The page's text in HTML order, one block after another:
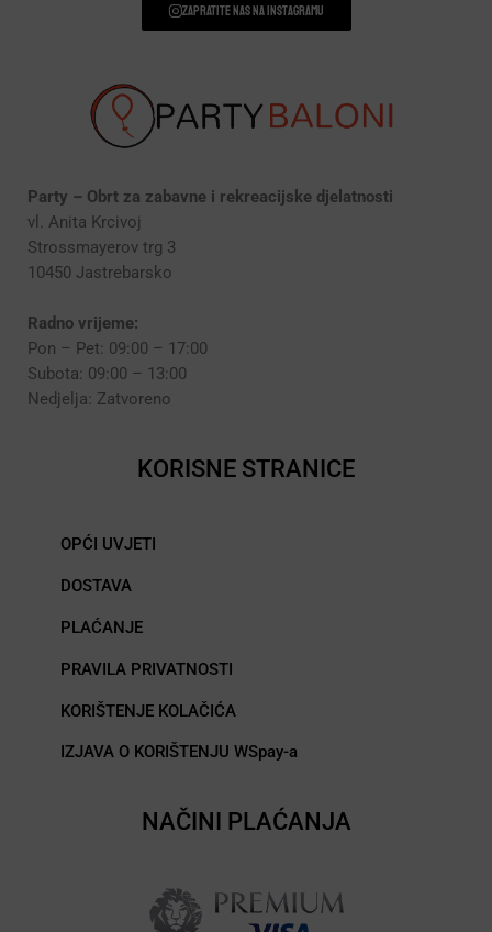
Zapratite nas na instagramu
Party – Obrt za zabavne i rekreacijske djelatnosti
vl. Anita Krcivoj
Strossmayerov trg 3
10450 Jastrebarsko
Radno vrijeme:
Pon – Pet: 09:00 – 17:00
Subota: 09:00 – 13:00
Nedjelja: Zatvoreno
KORISNE STRANICE
OPĆI UVJETI
DOSTAVA
PLAĆANJE
PRAVILA PRIVATNOSTI
KORIŠTENJE KOLAČIĆA
IZJAVA O KORIŠTENJU WSpay-a
NAČINI PLAĆANJA